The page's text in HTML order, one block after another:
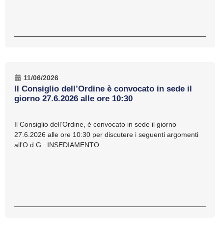
11/06/2026
Il Consiglio dell’Ordine è convocato in sede il
giorno 27.6.2026 alle ore 10:30
Il Consiglio dell’Ordine, è convocato in sede il giorno
27.6.2026 alle ore 10:30 per discutere i seguenti argomenti
all’O.d.G.: INSEDIAMENTO...